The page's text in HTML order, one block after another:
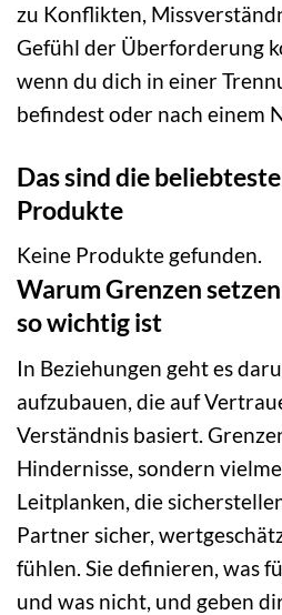
zu Konflikten,
Gefühl der Überforderung
wenn du dich in einer
befindest oder nach einem
Das sind die
Produkte
Keine Produkte gefunden.
Warum Grenzen
so wichtig ist
In Beziehungen geht es
aufzubauen, die auf
Verständnis basiert.
Hindernisse, sondern
Leitplanken, die
Partner sicher,
fühlen. Sie definieren, was
und was nicht, und geben